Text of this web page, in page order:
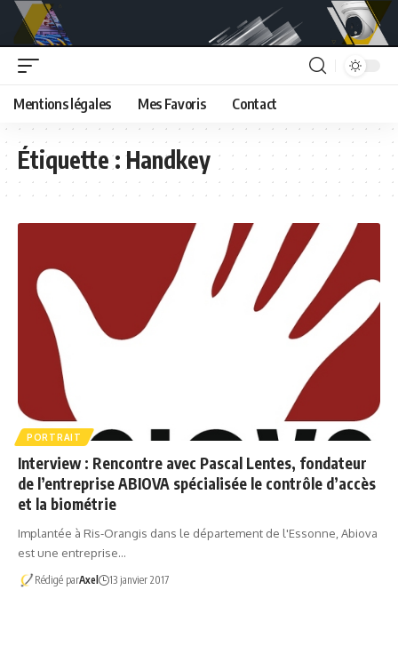
Mentions légales Mes Favoris Contact
Étiquette :Handkey
PORTRAIT
Interview : Rencontre avec Pascal Lentes, fondateur
de l’entreprise ABIOVA spécialisée le contrôle d’accès
et la biométrie
Implantée à Ris-Orangis dans le département de l'Essonne, Abiova
est une entreprise…
Rédigé parAxel 13 janvier 2017